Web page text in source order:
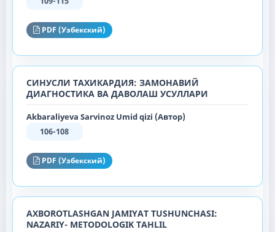
PDF (Узбекский)
СИНУСЛИ ТАХИКАРДИЯ: ЗАМОНАВИЙ
ДИАГНОСТИКА ВА ДАВОЛАШ УСУЛЛАРИ
Akbaraliyeva Sarvinoz Umid qizi (Автор)
106-108
PDF (Узбекский)
AXBOROTLASHGAN JAMIYAT TUSHUNCHASI:
NAZARIY- METODOLOGIK TAHLIL